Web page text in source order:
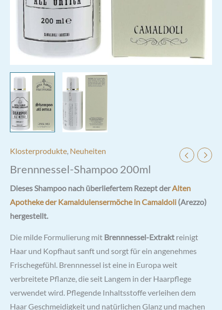
Klosterprodukte, Neuheiten
Brennnessel-Shampoo 200ml
Dieses Shampoo nach überliefertem Rezept derAlten
Apotheke der Kamaldulensermöche in Camaldoli (Arezzo)
hergestellt.
Die milde Formulierung mit Brennnessel-Extrakt reinigt
Haar und Kopfhaut sanft und sorgt für ein angenehmes
Frischegefühl. Brennnessel ist eine in Europa weit
verbreitete Pflanze, die seit Langem in der Haarpflege
verwendet wird. Pflegende Inhaltsstoffe verleihen dem
Haar Geschmeidigkeit und natürlichen Glanz und machen